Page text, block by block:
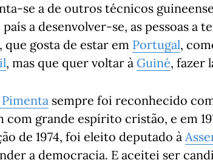
se a de outros técnicos
a desenvolver-se, as pessoas a
, que gosta de estar em Portugal,
, mas que quer voltar à Guiné, fazer
sempre foi reconhecido
com grande espírito cristão, e em
de 1974, foi eleito deputado à
a democracia. E aceitei ser